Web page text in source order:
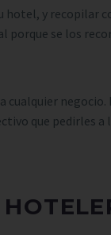
hotel, y
se los
que pedirles